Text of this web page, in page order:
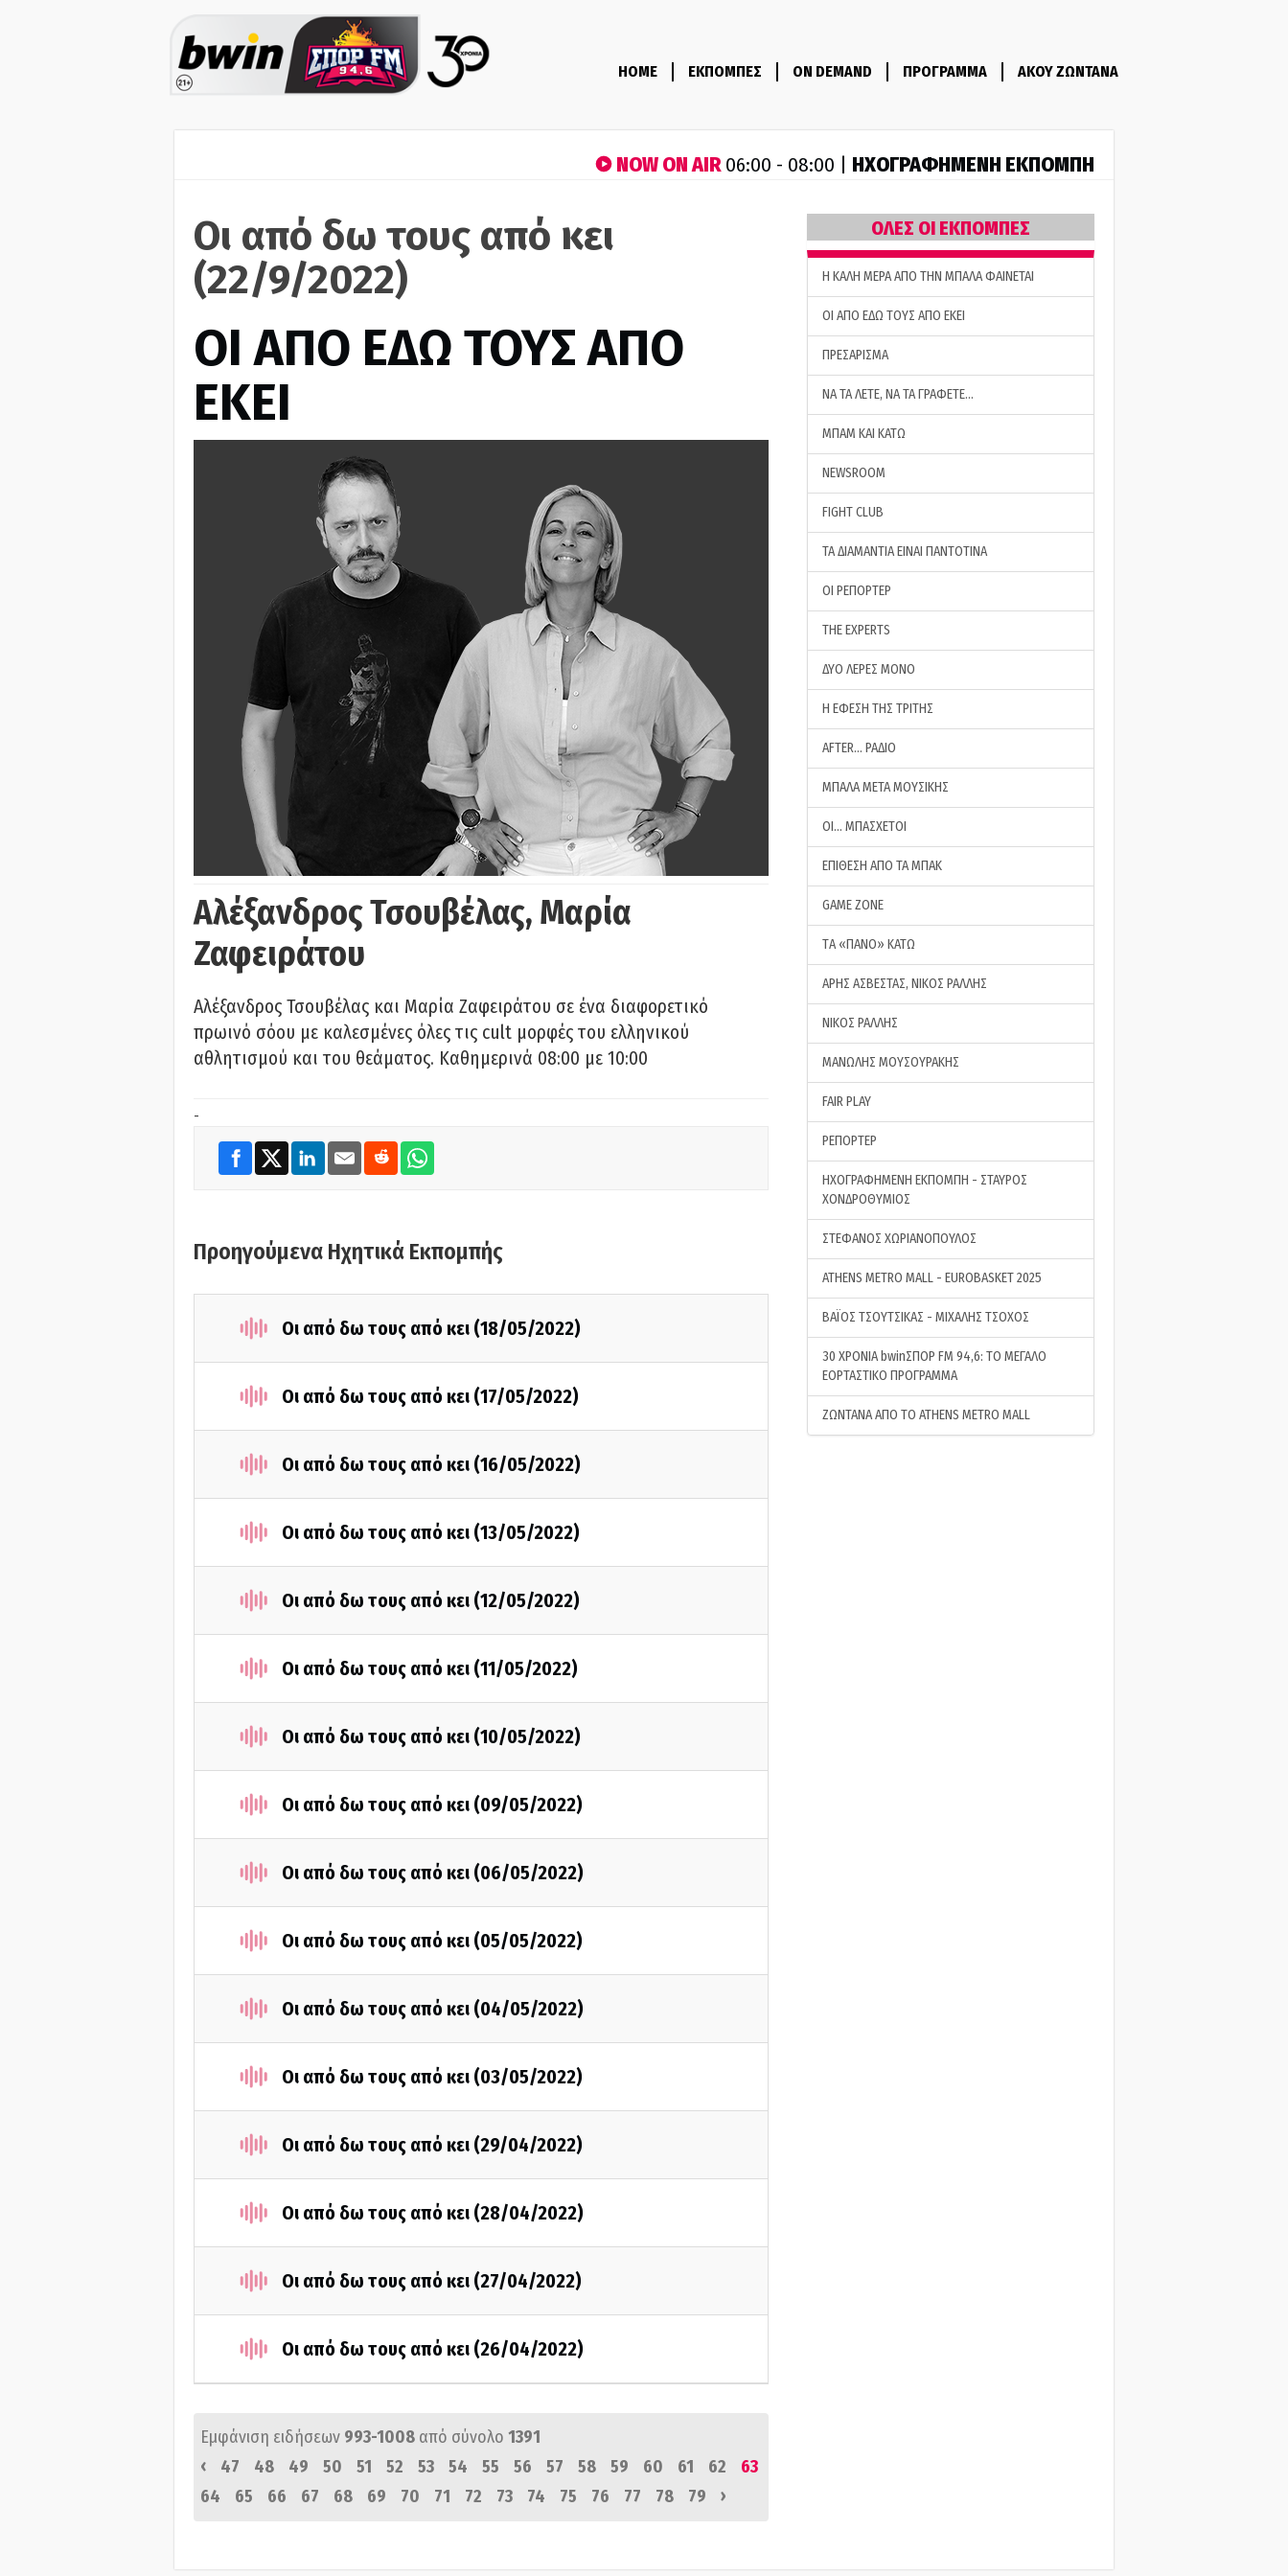
HOME ΕΚΠΟΜΠΕΣ ON DEMAND ΠΡΟΓΡΑΜΜΑ ΑΚΟΥ ΖΩΝΤΑΝΑ
NOW ON AIR06:00 - 08:00 | ΗΧΟΓΡΑΦΗΜΕΝΗ ΕΚΠΟΜΠΗ
Οι από δω τους από κει
(22/9/2022)
ΟΙ ΑΠΟ ΕΔΩ ΤΟΥΣ ΑΠΟ
ΕΚΕΙ
Αλέξανδρος Τσουβέλας, Μαρία
Ζαφειράτου
Αλέξανδρος Τσουβέλας και Μαρία Ζαφειράτου σε ένα διαφορετικό
πρωινό σόου με καλεσμένες όλες τις cult μορφές του ελληνικού
αθλητισμού και του θεάματος. Καθημερινά 08:00 με 10:00
-
Προηγούμενα Ηχητικά Εκπομπής
Οι από δω τους από κει (18/05/2022)
Οι από δω τους από κει (17/05/2022)
Οι από δω τους από κει (16/05/2022)
Οι από δω τους από κει (13/05/2022)
Οι από δω τους από κει (12/05/2022)
Οι από δω τους από κει (11/05/2022)
Οι από δω τους από κει (10/05/2022)
Οι από δω τους από κει (09/05/2022)
Οι από δω τους από κει (06/05/2022)
Οι από δω τους από κει (05/05/2022)
Οι από δω τους από κει (04/05/2022)
Οι από δω τους από κει (03/05/2022)
Οι από δω τους από κει (29/04/2022)
Οι από δω τους από κει (28/04/2022)
Οι από δω τους από κει (27/04/2022)
Οι από δω τους από κει (26/04/2022)
Εμφάνιση ειδήσεων 993-1008 από σύνολο 1391
‹
47 48 49 50 51 52 53 54 55 56 57 58 59 60 61 62
63
64
65 66 67 68 69 70 71 72 73 74 75 76 77 78 79 ›
ΟΛΕΣ ΟΙ ΕΚΠΟΜΠΕΣ
H ΚΑΛΗ ΜΕΡΑ ΑΠΟ ΤΗΝ ΜΠΑΛΑ ΦΑΙΝΕΤΑΙ
ΟΙ ΑΠΟ ΕΔΩ ΤΟΥΣ ΑΠΟ ΕΚΕΙ
ΠΡΕΣΑΡΙΣΜΑ
ΝΑ ΤΑ ΛΕΤΕ, ΝΑ ΤΑ ΓΡΑΦΕΤΕ…
ΜΠΑΜ ΚΑΙ ΚΑΤΩ
NEWSROOM
FIGHT CLUB
ΤΑ ΔΙΑΜΑΝΤΙΑ ΕΙΝΑΙ ΠΑΝΤΟΤΙΝΑ
ΟΙ ΡΕΠΟΡΤΕΡ
THE EXPERTS
ΔΥΟ ΛΕΡΕΣ ΜΟΝΟ
Η ΕΦΕΣΗ ΤΗΣ ΤΡΙΤΗΣ
AFTER… ΡΑΔΙΟ
ΜΠΑΛΑ ΜΕΤΑ ΜΟΥΣΙΚΗΣ
ΟΙ… ΜΠΑΣΧΕΤΟΙ
ΕΠΙΘΕΣΗ ΑΠΟ ΤΑ ΜΠΑΚ
GAME ZONE
ΤA «ΠΑΝΟ» ΚΑΤΩ
ΑΡΗΣ ΑΣΒΕΣΤΑΣ, ΝΙΚΟΣ ΡΑΛΛΗΣ
ΝΙΚΟΣ ΡΑΛΛΗΣ
ΜΑΝΩΛΗΣ ΜΟΥΣΟΥΡΑΚΗΣ
FAIR PLAY
ΡΕΠΟΡΤΕΡ
ΗΧΟΓΡΑΦΗΜΕΝΗ ΕΚΠΟΜΠΗ - ΣΤΑΥΡΟΣ
ΧΟΝΔΡΟΘΥΜΙΟΣ
ΣΤΕΦΑΝΟΣ ΧΩΡΙΑΝΟΠΟΥΛΟΣ
ATHENS METRO MALL - EUROBASKET 2025
ΒΑΪΟΣ ΤΣΟΥΤΣΙΚΑΣ - ΜΙΧΑΛΗΣ ΤΣΟΧΟΣ
30 ΧΡΟΝΙΑ bwinΣΠΟΡ FM 94,6: ΤΟ ΜΕΓΑΛΟ
ΕΟΡΤΑΣΤΙΚΟ ΠΡΟΓΡΑΜΜΑ
ΖΩΝΤΑΝΑ ΑΠΟ ΤΟ ATHENS METRO MALL